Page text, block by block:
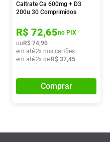
Caltrate Ca 600mg + D3
200u 30 Comprimidos
R$ 72,65no PIX
ou R$ 74,90
em até2x nos cartões
em até2x de R$ 37,45
Comprar